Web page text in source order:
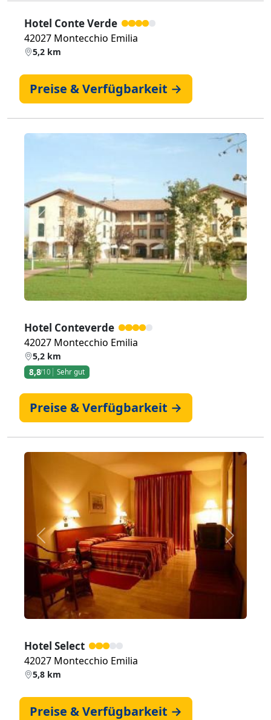
Hotel Conte Verde
42027 Montecchio Emilia
5,2 km
Preise & Verfügbarkeit →
Zurück Weiter
Hotel Conteverde
42027 Montecchio Emilia
5,2 km
8,8/10 Sehr gut
Preise & Verfügbarkeit →
Zurück Weiter
Hotel Select
42027 Montecchio Emilia
5,8 km
Preise & Verfügbarkeit →